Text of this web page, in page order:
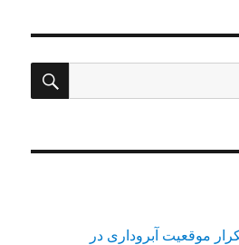
موقعیت آبروداری در